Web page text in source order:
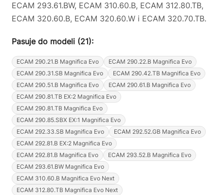
ECAM 293.61.BW, ECAM 310.60.B, ECAM 312.80.TB,
ECAM 320.60.B, ECAM 320.60.W i ECAM 320.70.TB.
Pasuje do modeli (21):
ECAM 290.21.B Magnifica Evo
ECAM 290.22.B Magnifica Evo
ECAM 290.31.SB Magnifica Evo
ECAM 290.42.TB Magnifica Evo
ECAM 290.51.B Magnifica Evo
ECAM 290.61.B Magnifica Evo
ECAM 290.81.TB EX:2 Magnifica Evo
ECAM 290.81.TB Magnifica Evo
ECAM 290.85.SBX EX:1 Magnifica Evo
ECAM 292.33.SB Magnifica Evo
ECAM 292.52.GB Magnifica Evo
ECAM 292.81.B EX:2 Magnifica Evo
ECAM 292.81.B Magnifica Evo
ECAM 293.52.B Magnifica Evo
ECAM 293.61.BW Magnifica Evo
ECAM 310.60.B Magnifica Evo Next
ECAM 312.80.TB Magnifica Evo Next